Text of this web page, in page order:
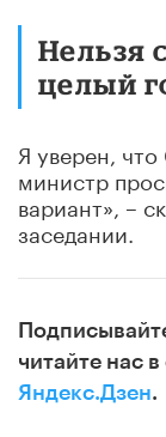
Нельзя
целый
Я уверен,
министр
вариант», –
заседании.
читайте нас
Яндекс.Дзен.